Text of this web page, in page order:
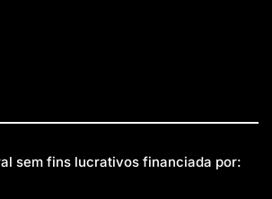
sem fins lucrativos financiada por: